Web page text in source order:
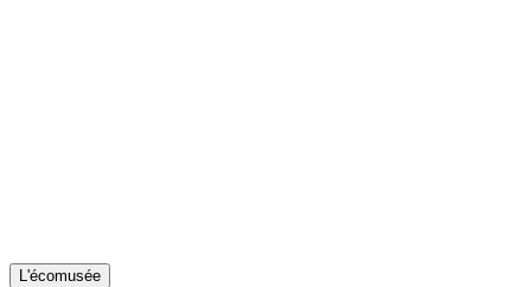
L'écomusée